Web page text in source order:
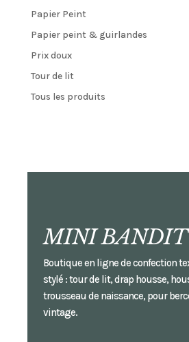
Papier Peint
Papier peint & guirlandes
Prix doux
Tour de lit
Tous les produits
MINI BANDIT
Boutique en ligne de confection
stylé : tour de lit, drap housse,
trousseau de naissance, pour
vintage.